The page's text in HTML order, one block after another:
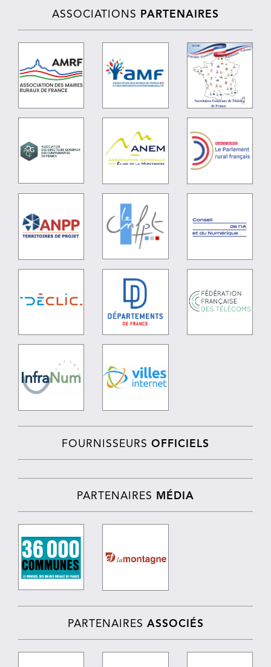
ASSOCIATIONS PARTENAIRES
FOURNISSEURS OFFICIELS
PARTENAIRES MÉDIA
PARTENAIRES ASSOCIÉS